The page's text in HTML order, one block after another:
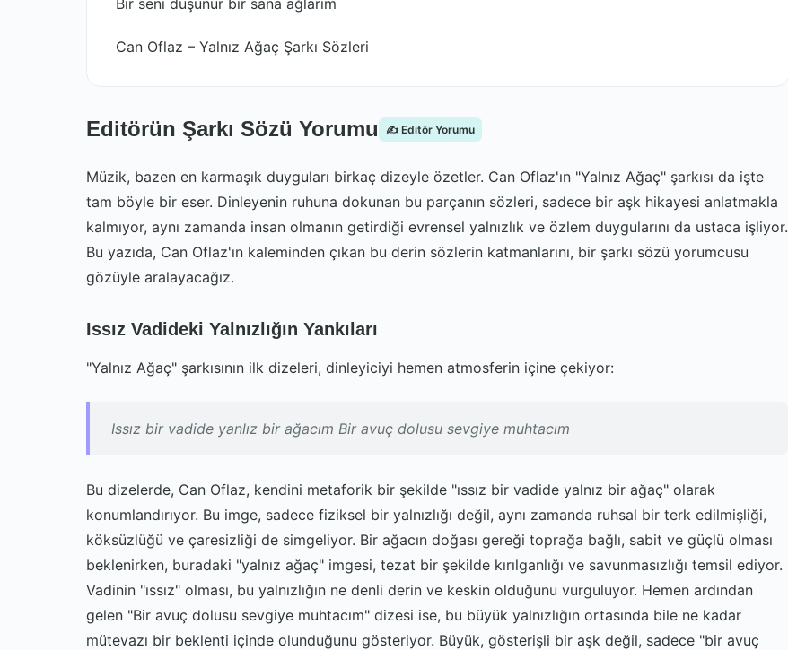
Bir seni düşünür bir sana ağlarım
Can Oflaz – Yalnız Ağaç Şarkı Sözleri
Editörün Şarkı Sözü Yorumu ✍️ Editör Yorumu
Müzik, bazen en karmaşık duyguları birkaç dizeyle özetler. Can Oflaz'ın "Yalnız Ağaç" şarkısı da işte
tam böyle bir eser. Dinleyenin ruhuna dokunan bu parçanın sözleri, sadece bir aşk hikayesi anlatmakla
kalmıyor, aynı zamanda insan olmanın getirdiği evrensel yalnızlık ve özlem duygularını da ustaca işliyor.
Bu yazıda, Can Oflaz'ın kaleminden çıkan bu derin sözlerin katmanlarını, bir şarkı sözü yorumcusu
gözüyle aralayacağız.
Issız Vadideki Yalnızlığın Yankıları
"Yalnız Ağaç" şarkısının ilk dizeleri, dinleyiciyi hemen atmosferin içine çekiyor:
Issız bir vadide yanlız bir ağacım Bir avuç dolusu sevgiye muhtacım
Bu dizelerde, Can Oflaz, kendini metaforik bir şekilde "ıssız bir vadide yalnız bir ağaç" olarak
konumlandırıyor. Bu imge, sadece fiziksel bir yalnızlığı değil, aynı zamanda ruhsal bir terk edilmişliği,
köksüzlüğü ve çaresizliği de simgeliyor. Bir ağacın doğası gereği toprağa bağlı, sabit ve güçlü olması
beklenirken, buradaki "yalnız ağaç" imgesi, tezat bir şekilde kırılganlığı ve savunmasızlığı temsil ediyor.
Vadinin "ıssız" olması, bu yalnızlığın ne denli derin ve keskin olduğunu vurguluyor. Hemen ardından
gelen "Bir avuç dolusu sevgiye muhtacım" dizesi ise, bu büyük yalnızlığın ortasında bile ne kadar
mütevazı bir beklenti içinde olunduğunu gösteriyor. Büyük, gösterişli bir aşk değil, sadece "bir avuç